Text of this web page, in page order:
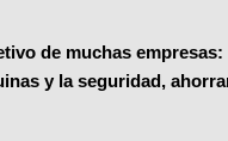
de muchas
y la seguridad,